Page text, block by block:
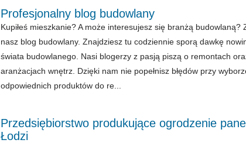
Profesjonalny blog budowlany
Kupiłeś mieszkanie? A może interesujesz się branżą budowlaną?
nasz blog budowlany. Znajdziesz tu codziennie sporą dawkę
świata budowlanego. Nasi blogerzy z pasją piszą o remontach
aranżacjach wnętrz. Dzięki nam nie popełnisz błędów przy
odpowiednich produktów do re...
Przedsiębiorstwo produkujące ogrodzenie
Łodzi